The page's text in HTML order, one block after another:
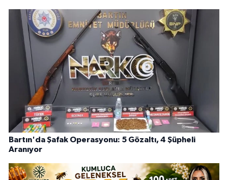
Bartın'da Şafak Operasyonu: 5 Gözaltı, 4 Şüpheli
Aranıyor